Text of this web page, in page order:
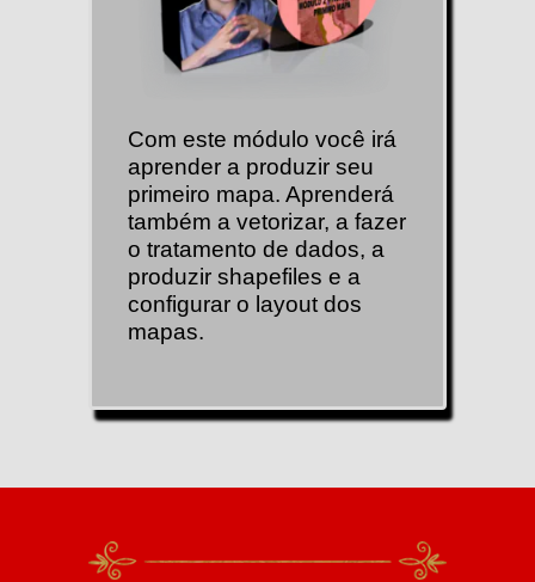
Com este módulo você irá
aprender a produzir seu
primeiro mapa. Aprenderá
também a vetorizar, a fazer
o tratamento de dados, a
produzir shapefiles e a
configurar o layout dos
mapas.